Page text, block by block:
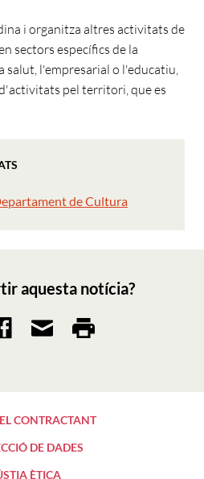
i organitza altres activitats de
sectors específics de la
salut, l'empresarial o l'educatiu,
pel territori, que es
de Cultura
aquesta notícia?
CONTRACTANT
DE DADES
ÈTICA